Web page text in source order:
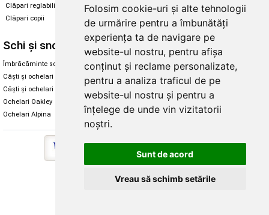
Folosim cookie-uri și alte tehnologii
de urmărire pentru a îmbunătăți
experiența ta de navigare pe
website-ul nostru, pentru afișa
conținut și reclame personalizate,
pentru a analiza traficul de pe
website-ul nostru și pentru a
înțelege de unde vin vizitatorii
noștri.
Sunt de acord
Vreau să schimb setările
Clăpari reglabili
Clăpari copii
Santa Cruz
Enuff Skateboards
Schi și snowboard
Îmbrăcăminte schi și snowboard
Căști și ochelari de iarnă
Căști și ochelari Alpina
Ochelari Oakley
Ochelari Alpina
Diverse
Cum aleg rolele
Cum aleg ochelarii
Ochelari de soare Alpina
Intretinere manusi
Copyright © 2026 Skates.ro | SC Zmart Skating SRL